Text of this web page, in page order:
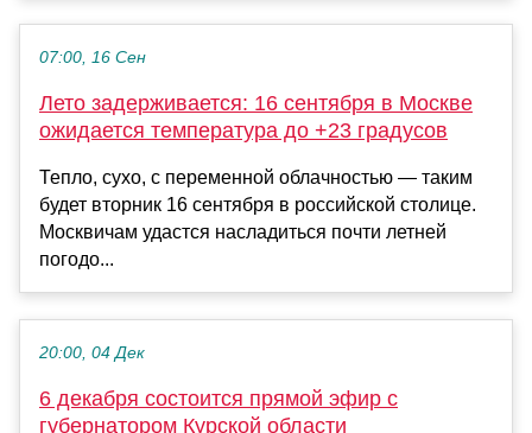
07:00, 16 Сен
Лето задерживается: 16 сентября в Москве
ожидается температура до +23 градусов
Тепло, сухо, с переменной облачностью — таким
будет вторник 16 сентября в российской столице.
Москвичам удастся насладиться почти летней
погодо...
20:00, 04 Дек
6 декабря состоится прямой эфир с
губернатором Курской области